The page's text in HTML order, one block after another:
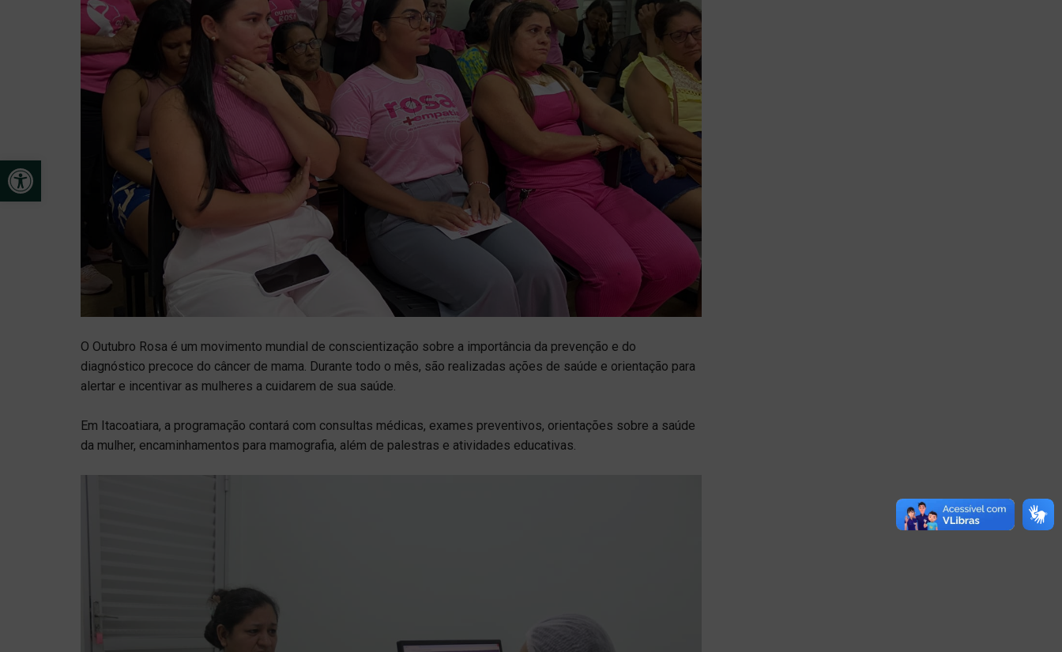
Open toolbar
O Outubro Rosa é um movimento mundial de conscientização sobre a importância da prevenção e do
diagnóstico precoce do câncer de mama. Durante todo o mês, são realizadas ações de saúde e orientação para
alertar e incentivar as mulheres a cuidarem de sua saúde.
Em Itacoatiara, a programação contará com consultas médicas, exames preventivos, orientações sobre a saúde
da mulher, encaminhamentos para mamografia, além de palestras e atividades educativas.